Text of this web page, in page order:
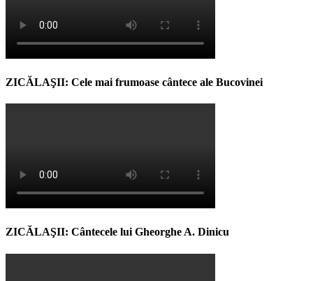
ZICĂLAŞII: Cele mai frumoase cântece ale Bucovinei
ZICĂLAŞII: Cântecele lui Gheorghe A. Dinicu